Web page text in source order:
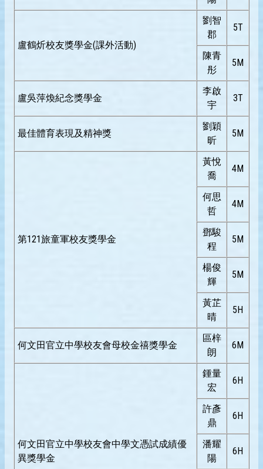
盧鶴炘校友獎學金(課外活動)
劉智
郡
5T
陳青
彤
5M
盧吳萍煥紀念獎學金
李啟
宇
3T
最佳體育表現及精神獎
劉穎
昕
5M
第121旅童軍校友獎學金
黃悅
喬
4M
何思
哲
4M
鄧駿
程
5M
楊俊
輝
5M
黃芷
晴
5H
何文田官立中學校友會母校金禧獎學金
區梓
朗
6M
何文田官立中學校友會中學文憑試成績優
異獎學金
鍾量
宏
6H
許彥
鼎
6H
潘耀
陽
6H